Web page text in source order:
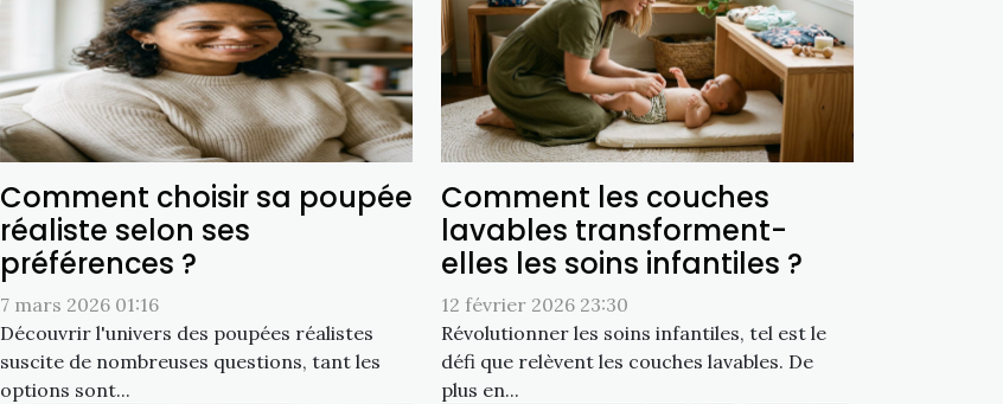
Comment choisir sa poupée
réaliste selon ses
préférences ?
7 mars 2026 01:16
Découvrir l'univers des poupées réalistes
suscite de nombreuses questions, tant les
options sont...
Comment les couches
lavables transforment-
elles les soins infantiles ?
12 février 2026 23:30
Révolutionner les soins infantiles, tel est le
défi que relèvent les couches lavables. De
plus en...